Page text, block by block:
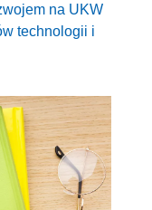
na UKW
technologii i